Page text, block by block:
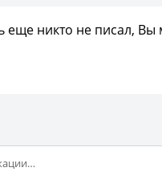
еще никто не писал,